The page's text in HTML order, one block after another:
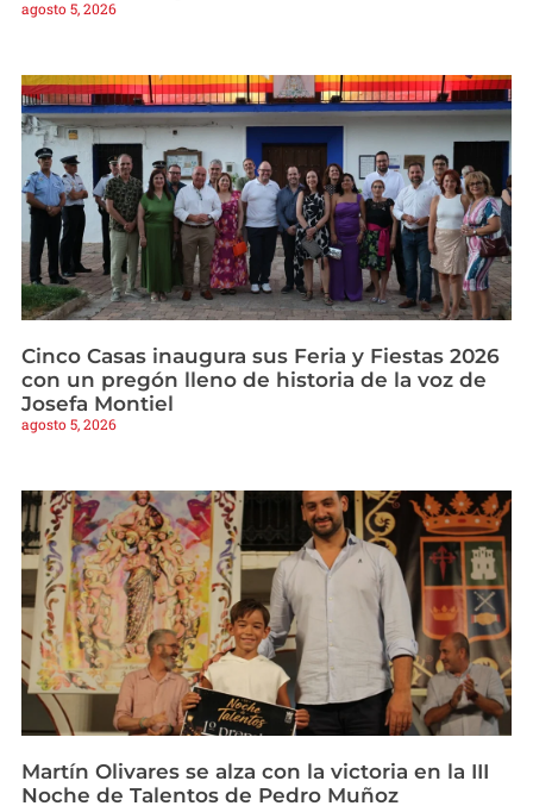
agosto 5, 2026
Cinco Casas inaugura sus Feria y Fiestas 2026
con un pregón lleno de historia de la voz de
Josefa Montiel
agosto 5, 2026
Martín Olivares se alza con la victoria en la III
Noche de Talentos de Pedro Muñoz